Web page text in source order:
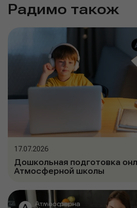
Радимо також
17.07.2026
Дошкольная подготовка
Атмосферной школы